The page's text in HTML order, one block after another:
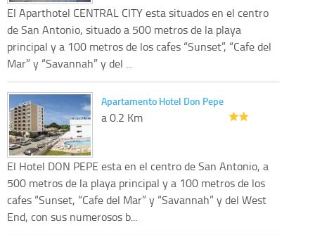
El Aparthotel CENTRAL CITY esta situados en el centro
de San Antonio, situado a 500 metros de la playa
principal y a 100 metros de los cafes “Sunset”, “Cafe del
Mar” y “Savannah” y del ...
Apartamento Hotel Don Pepe
a 0.2 Km
El Hotel DON PEPE esta en el centro de San Antonio, a
500 metros de la playa principal y a 100 metros de los
cafes “Sunset, “Cafe del Mar” y “Savannah” y del West
End, con sus numerosos b...